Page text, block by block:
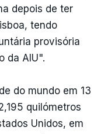
depois de ter
tendo
provisória
da AIU".
do mundo em 13
quilómetros
Unidos, em